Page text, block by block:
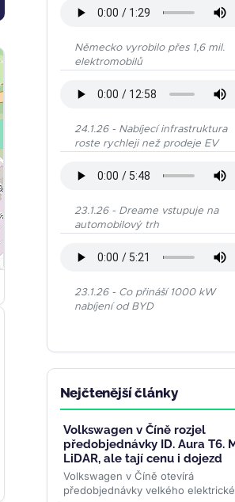
Německo vyrobilo přes 1,6 mil.
elektromobilů
24.1.26 - Nabíjecí infrastruktura
roste rychleji než prodeje EV
23.1.26 - Dreame vstupuje na
automobilový trh
23.1.26 - Co přináší 1000 kW
nabíjení od BYD
Nejčtenější články
Volkswagen v Číně rozjel
předobjednávky ID. Aura T6.
LiDAR, ale tají cenu i dojezd
Volkswagen v Číně otevírá
předobjednávky velkého